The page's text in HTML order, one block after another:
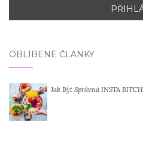
OBLÍBENÉ ČLÁNKY
Jak Být Správná INSTA BITCH